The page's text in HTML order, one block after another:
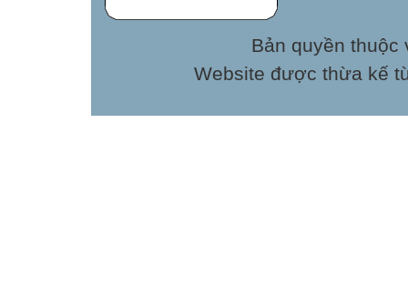
Bản quyền thuộc
Website được thừa kế